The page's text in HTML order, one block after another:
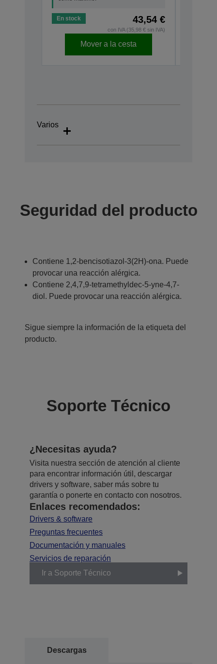
En stock 43,54 €
con IVA (35,98 € sin IVA)
Mover a la cesta
Varios
Seguridad del producto
Contiene 1,2-bencisotiazol-3(2H)-ona. Puede
provocar una reacción alérgica.
Contiene 2,4,7,9-tetramethyldec-5-yne-4,7-
diol. Puede provocar una reacción alérgica.
Sigue siempre la información de la etiqueta del
producto.
Soporte Técnico
¿Necesitas ayuda?
Visita nuestra sección de atención al cliente
para encontrar información útil, descargar
drivers y software, saber más sobre tu
garantía o ponerte en contacto con nosotros.
Enlaces recomendados:
Drivers & software
Preguntas frecuentes
Documentación y manuales
Servicios de reparación
Ir a Soporte Técnico
Descargas